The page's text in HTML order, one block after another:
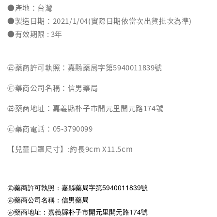
●產地：台灣
●製造日期：2021/1/04(實際日期依當次出貨批次為準)
●有效期限 : 3年
㊣藥商許可執照：嘉縣藥局字第5940011839號
㊣藥商公司名稱：信男藥局
㊣藥商地址：嘉義縣朴子市開元里開元路174號
㊣藥商電話：05-3790099
【兒童口罩尺寸】:約長9cm X11.5cm
㊣藥商許可執照：嘉縣藥局字第5940011839號
㊣藥商公司名稱：信男藥局
㊣藥商地址：嘉義縣朴子市開元里開元路174號